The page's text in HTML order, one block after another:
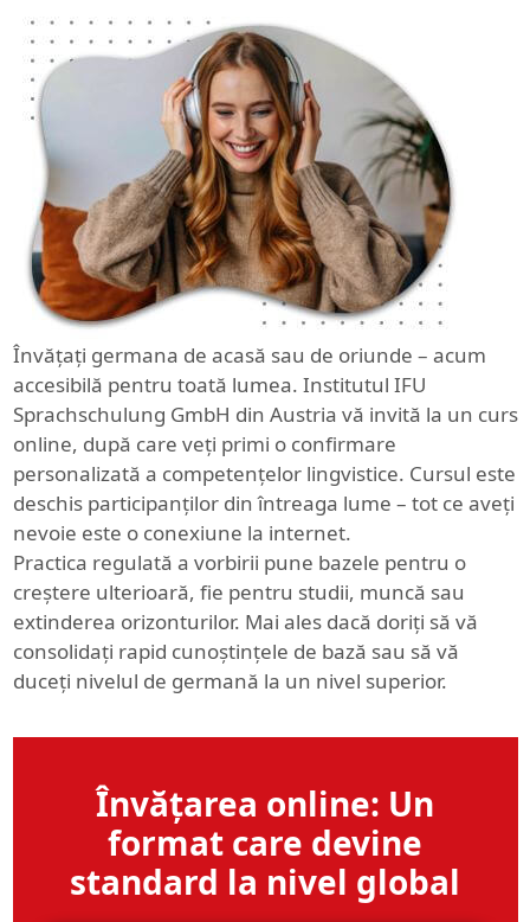
Învățați germana de acasă sau de oriunde – acum
accesibilă pentru toată lumea. Institutul IFU
Sprachschulung GmbH din Austria vă invită la un curs
online, după care veți primi o confirmare
personalizată a competențelor lingvistice. Cursul este
deschis participanților din întreaga lume – tot ce aveți
nevoie este o conexiune la internet.
Practica regulată a vorbirii pune bazele pentru o
creștere ulterioară, fie pentru studii, muncă sau
extinderea orizonturilor. Mai ales dacă doriți să vă
consolidați rapid cunoștințele de bază sau să vă
duceți nivelul de germană la un nivel superior.
Învățarea online: Un
format care devine
standard la nivel global